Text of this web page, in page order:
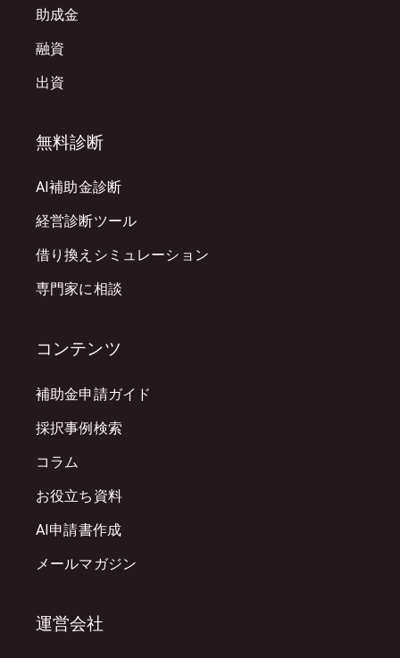
助成金
融資
出資
無料診断
AI補助金診断
経営診断ツール
借り換えシミュレーション
専門家に相談
コンテンツ
補助金申請ガイド
採択事例検索
コラム
お役立ち資料
AI申請書作成
メールマガジン
運営会社